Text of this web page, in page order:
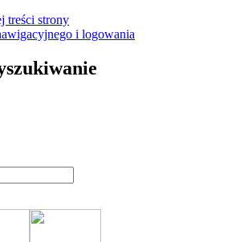
treści strony
i logowania